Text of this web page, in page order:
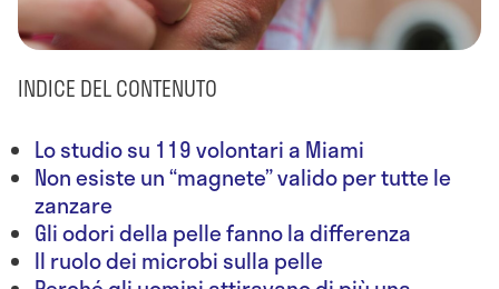
INDICE DEL CONTENUTO
Lo studio su 119 volontari a Miami
Non esiste un “magnete” valido per tutte le
zanzare
Gli odori della pelle fanno la differenza
Il ruolo dei microbi sulla pelle